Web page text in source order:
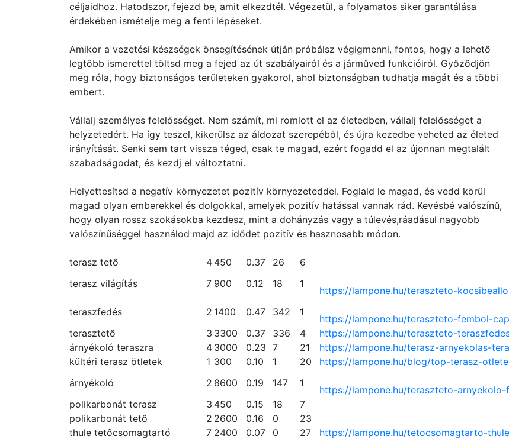
céljaidhoz. Hatodszor, fejezd be, amit elkezdtél. Végezetül, a folyamatos siker garantálása
érdekében ismételje meg a fenti lépéseket.
Amikor a vezetési készségek önsegítésének útján próbálsz végigmenni, fontos, hogy a lehető
legtöbb ismerettel töltsd meg a fejed az út szabályairól és a járműved funkcióiról. Győződjön
meg róla, hogy biztonságos területeken gyakorol, ahol biztonságban tudhatja magát és a többi
embert.
Vállalj személyes felelősséget. Nem számít, mi romlott el az életedben, vállalj felelősséget a
helyzetedért. Ha így teszel, kikerülsz az áldozat szerepéből, és újra kezedbe veheted az életed
irányítását. Senki sem tart vissza téged, csak te magad, ezért fogadd el az újonnan megtalált
szabadságodat, és kezdj el változtatni.
Helyettesítsd a negatív környezetet pozitív környezeteddel. Foglald le magad, és vedd körül
magad olyan emberekkel és dolgokkal, amelyek pozitív hatással vannak rád. Kevésbé valószínű,
hogy olyan rossz szokásokba kezdesz, mint a dohányzás vagy a túlevés,ráadásul nagyobb
valószínűséggel használod majd az idődet pozitív és hasznosabb módon.
terasz tető 4 450 0.37 26
6
terasz világítás
7 900 0.12 18 1
https://lampone.hu/teraszteto-
teraszfedés
2 1400 0.47 342 1
https://lampone.hu/teraszteto-fembol-
terasztető
3 3300 0.37 336 4 https://lampone.hu/teraszteto-
árnyékoló teraszra
4 3000 0.23 7 21 https://lampone.hu/terasz-arnyekolas-
kültéri terasz ötletek
1 300 0.10 1 20 https://lampone.hu/blog/top-terasz-
árnyékoló
2 8600 0.19 147 1
https://lampone.hu/teraszteto-
polikarbonát terasz
3 450 0.15 18
7
polikarbonát tető
2 2600 0.16 0
23
thule tetőcsomagtartó
7 2400 0.07 0 27 https://lampone.hu/tetocsomagtarto-thule